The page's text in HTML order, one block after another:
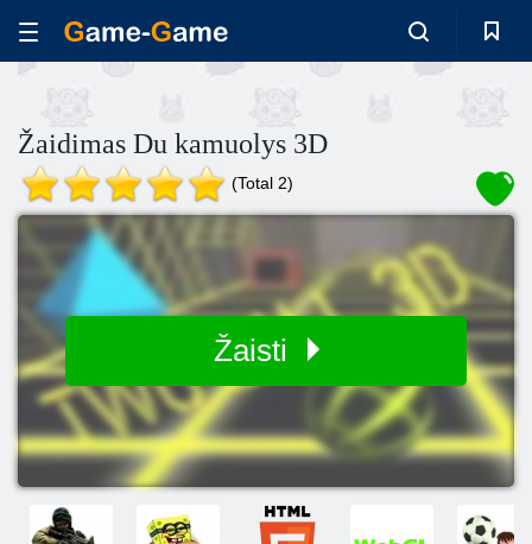
Žaidimas Du kamuolys 3D
(Total 2)
Žaisti